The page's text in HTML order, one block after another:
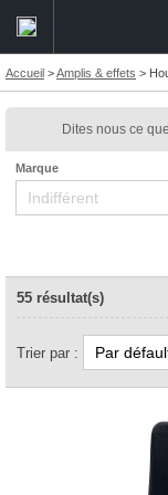
Accueil >Amplis & effets >
Dites nous ce
Marque
55 résultat(s)
Trier par :